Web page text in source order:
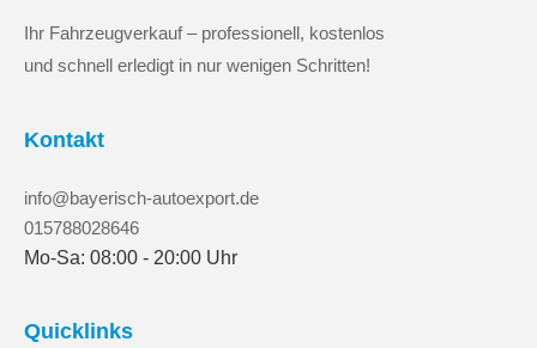
Ihr Fahrzeugverkauf – professionell, kostenlos
und schnell erledigt in nur wenigen Schritten!
Kontakt
info@bayerisch-autoexport.de
015788028646
Mo-Sa: 08:00 - 20:00 Uhr
Quicklinks